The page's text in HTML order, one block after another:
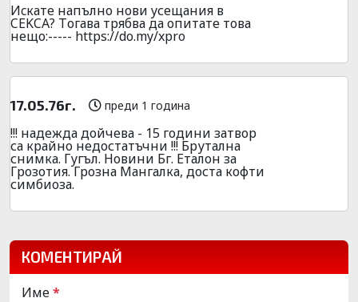
Иcкатe напълно нови yсещания в
CEKCA? Tогава тpябва да опитате това
нещо:----- https://do.my/xpro
17.05.76г. преди 1 година
!!! надежда дойчева - 15 години затвор
са крайно недостатъчни !!! Брутална
снимка. Гугъл. Новини Бг. Еталон за
Грозотия. Грозна Мангалка, доста кофти
симбиоза.
КОМЕНТИРАЙ
Име*